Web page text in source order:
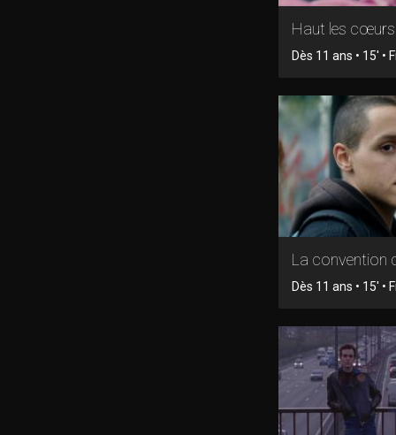
Haut les cœurs
Dès 11 ans • 15' •
La convention
Dès 11 ans • 15' •